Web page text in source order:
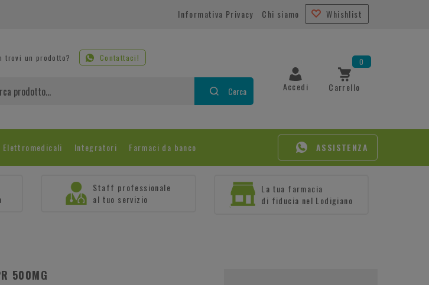
Informativa Privacy Chi siamo Whishlist
trovi un prodotto? Contattaci!
Cerca Accedi Carrello
0
Elettromedicali Integratori Farmaci da banco ASSISTENZA
Staff professionale
al tuo servizio
La tua farmacia
di fiducia nel Lodigiano
500MG